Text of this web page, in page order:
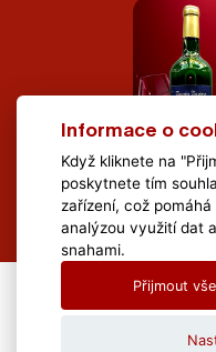
All Rights Reserved
Informace o
Když kliknete na
poskytnete tím
zařízení, což
analýzou využití dat
snahami.
Přijmout